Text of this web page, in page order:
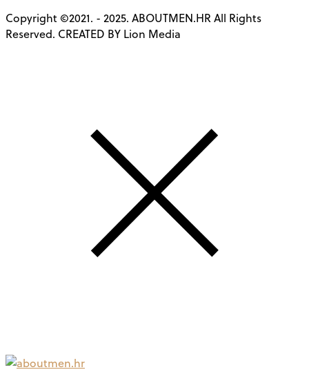
Copyright ©2021. - 2025. ABOUTMEN.HR All Rights
Reserved. CREATED BY Lion Media